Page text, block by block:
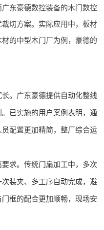
东豪德数控装备的木门数控
切方案。实际应用中，板材
的中型木门厂为例，豪德的
。广东豪德提供自动化整线
已实施的用户案例表明，通
配置更加精简，整厂综合运
求。传统门扇加工中，多次
装夹、多工序自动完成，避
框的配合更加顺畅，现场安